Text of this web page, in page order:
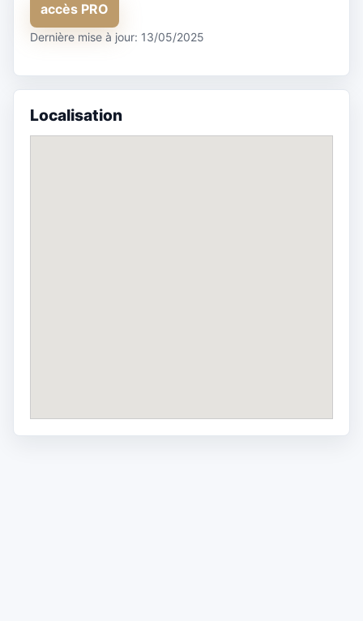
accès PRO
Dernière mise à jour: 13/05/2025
Localisation